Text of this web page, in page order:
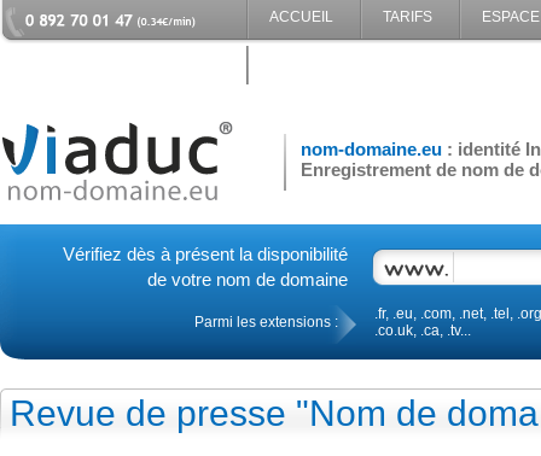
ACCUEIL TARIFS
nom-domaine.eu : identité
Enregistrement de nom de
Vérifiez dès à présent la disponibilité
de votre nom de domaine
Parmi les extensions :
.fr, .eu, .com, .net, .tel,
.co.uk, .ca, .tv...
Revue de presse "Nom de